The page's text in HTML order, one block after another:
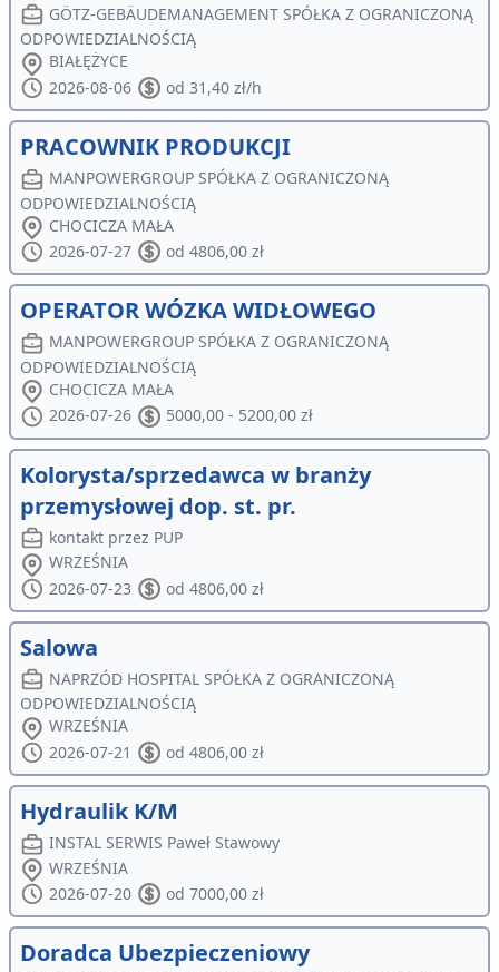
GÖTZ-GEBÄUDEMANAGEMENT SPÓŁKA Z OGRANICZONĄ
ODPOWIEDZIALNOŚCIĄ
BIAŁĘŻYCE
2026-08-06
od 31,40 zł/h
PRACOWNIK PRODUKCJI
MANPOWERGROUP SPÓŁKA Z OGRANICZONĄ
ODPOWIEDZIALNOŚCIĄ
CHOCICZA MAŁA
2026-07-27
od 4806,00 zł
OPERATOR WÓZKA WIDŁOWEGO
MANPOWERGROUP SPÓŁKA Z OGRANICZONĄ
ODPOWIEDZIALNOŚCIĄ
CHOCICZA MAŁA
2026-07-26
5000,00 - 5200,00 zł
Kolorysta/sprzedawca w branży
przemysłowej dop. st. pr.
kontakt przez PUP
WRZEŚNIA
2026-07-23
od 4806,00 zł
Salowa
NAPRZÓD HOSPITAL SPÓŁKA Z OGRANICZONĄ
ODPOWIEDZIALNOŚCIĄ
WRZEŚNIA
2026-07-21
od 4806,00 zł
Hydraulik K/M
INSTAL SERWIS Paweł Stawowy
WRZEŚNIA
2026-07-20
od 7000,00 zł
Doradca Ubezpieczeniowy